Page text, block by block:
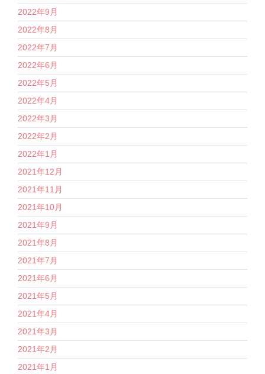
2022年9月
2022年8月
2022年7月
2022年6月
2022年5月
2022年4月
2022年3月
2022年2月
2022年1月
2021年12月
2021年11月
2021年10月
2021年9月
2021年8月
2021年7月
2021年6月
2021年5月
2021年4月
2021年3月
2021年2月
2021年1月